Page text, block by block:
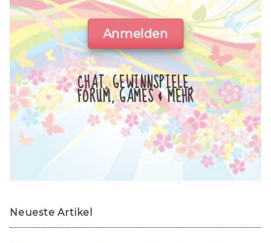
Anmelden
CHAT, GEWINNSPIELE,
FORUM, GAMES & MEHR
Neueste Artikel